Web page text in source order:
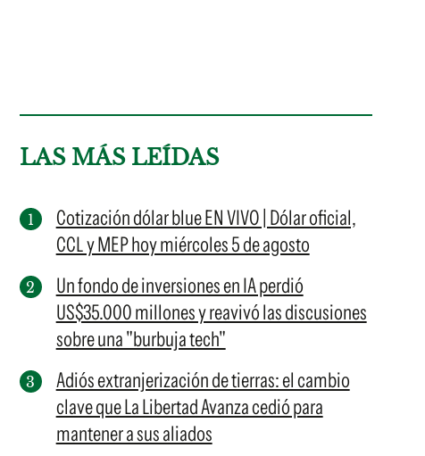
LAS MÁS LEÍDAS
Cotización dólar blue EN VIVO | Dólar oficial,
CCL y MEP hoy miércoles 5 de agosto
Un fondo de inversiones en IA perdió
US$35.000 millones y reavivó las discusiones
sobre una "burbuja tech"
Adiós extranjerización de tierras: el cambio
clave que La Libertad Avanza cedió para
mantener a sus aliados